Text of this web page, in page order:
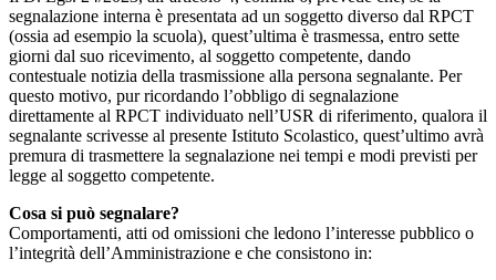
segnalazione interna è presentata ad un soggetto diverso dal RPCT
(ossia ad esempio la scuola), quest’ultima è trasmessa, entro sette
giorni dal suo ricevimento, al soggetto competente, dando
contestuale notizia della trasmissione alla persona segnalante. Per
questo motivo, pur ricordando l’obbligo di segnalazione
direttamente al RPCT individuato nell’USR di riferimento, qualora il
segnalante scrivesse al presente Istituto Scolastico, quest’ultimo avrà
premura di trasmettere la segnalazione nei tempi e modi previsti per
legge al soggetto competente.
Cosa si può segnalare?
Comportamenti, atti od omissioni che ledono l’interesse pubblico o
l’integrità dell’Amministrazione e che consistono in: